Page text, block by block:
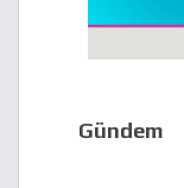
Gündem